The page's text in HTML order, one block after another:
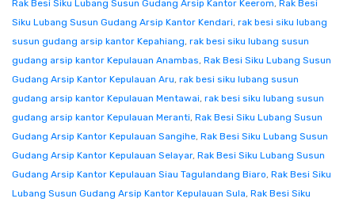
Rak Besi Siku Lubang Susun Gudang Arsip Kantor Keerom, Rak Besi
Siku Lubang Susun Gudang Arsip Kantor Kendari, rak besi siku lubang
susun gudang arsip kantor Kepahiang, rak besi siku lubang susun
gudang arsip kantor Kepulauan Anambas, Rak Besi Siku Lubang Susun
Gudang Arsip Kantor Kepulauan Aru, rak besi siku lubang susun
gudang arsip kantor Kepulauan Mentawai, rak besi siku lubang susun
gudang arsip kantor Kepulauan Meranti, Rak Besi Siku Lubang Susun
Gudang Arsip Kantor Kepulauan Sangihe, Rak Besi Siku Lubang Susun
Gudang Arsip Kantor Kepulauan Selayar, Rak Besi Siku Lubang Susun
Gudang Arsip Kantor Kepulauan Siau Tagulandang Biaro, Rak Besi Siku
Lubang Susun Gudang Arsip Kantor Kepulauan Sula, Rak Besi Siku